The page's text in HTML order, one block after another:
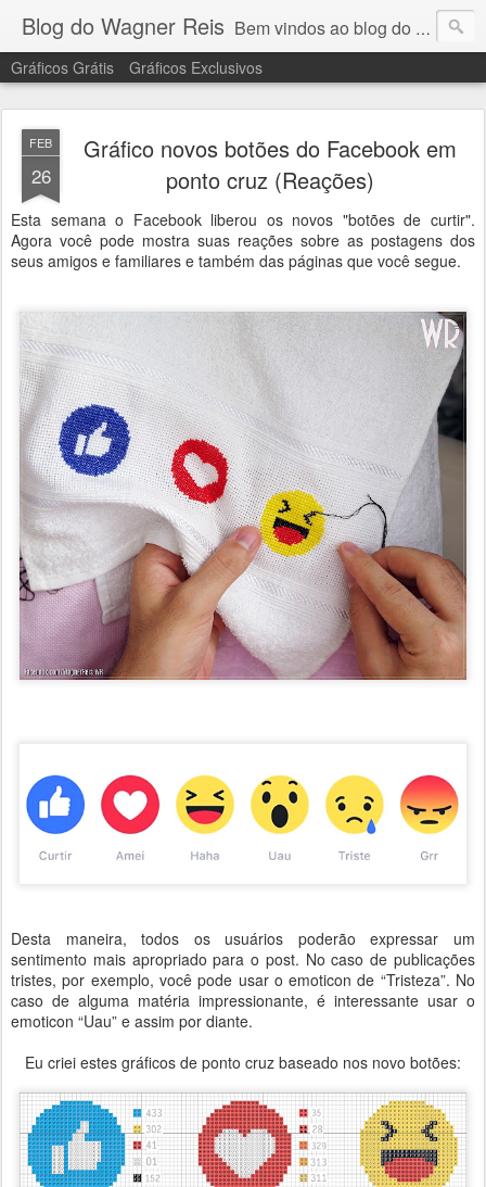
Blog do Wagner Reis Bem vindos ao blog do Wagner Reis. Acompanhe as vídeo aulas de ponto cruz, dicas, gráficos para ponto cruz e artesanatos e tudo para bordados em ponto cruz.
Gráficos Grátis Gráficos Exclusivos
FEB
26
Gráfico novos botões do Facebook em
ponto cruz (Reações)
Esta semana o Facebook liberou os novos "botões de curtir".
Agora você pode mostra suas reações sobre as postagens dos
seus amigos e familiares e também das páginas que você segue.
Desta maneira, todos os usuários poderão expressar um
sentimento mais apropriado para o post. No caso de publicações
tristes, por exemplo, você pode usar o emoticon de “Tristeza”. No
caso de alguma matéria impressionante, é interessante usar o
emoticon “Uau” e assim por diante.
Eu criei estes gráficos de ponto cruz baseado nos novo botões: